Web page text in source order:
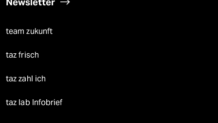
team zukunft
taz frisch
taz zahl ich
taz lab Infobrief